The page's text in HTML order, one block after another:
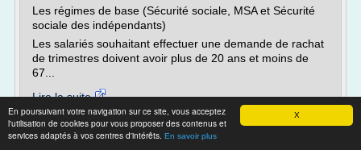
X
En poursuivant votre navigation sur ce site, vous acceptez
l'utilisation de cookies pour vous proposer des contenus et
services adaptés à vos centres d'intérêts. En savoir plus
Les régimes de base (Sécurité sociale, MSA et Sécurité
sociale des indépendants)
Les salariés souhaitant effectuer une demande de rachat
de trimestres doivent avoir plus de 20 ans et moins de
67...
Lire la suite
Site :https://www.gmpa.fr